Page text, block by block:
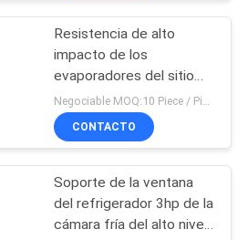
Resistencia de alto
impacto de los
evaporadores del sitio
fresco del soporte de la
pared no que contamina
la ruina
CONTACTO
Soporte de la ventana
del refrigerador 3hp de la
cámara fría del alto nivel